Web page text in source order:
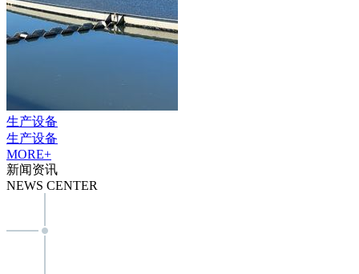
生产设备
生产设备
MORE+
新闻资讯
NEWS CENTER